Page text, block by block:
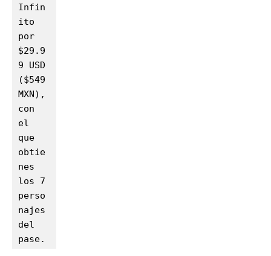
Infin
ito
por
$29.9
9 USD
($549
MXN),
con
el
que
obtie
nes
los 7
perso
najes
del
pase.